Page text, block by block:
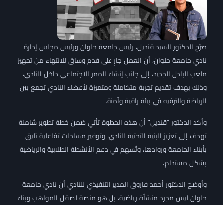
صرّح الدكتور السيد قنديل، رئيس جامعة حلوان ورئيس مجلس إدارة
نادي جامعة حلوان، أن العمل جارٍ على قدم وساق للانتهاء من تجهيز
ملعب البادل الجديد، إلى جانب إنشاء الممر الاجتماعي داخل النادي،
وذلك بهدف تقديم تجربة متكاملة ومتميزة لأعضاء النادي تجمع بين
الرياضة والترفيه في بيئة راقية وآمنة.
وأكد الدكتور “قنديل” أن هذه الخطوة تأتي ضمن خطة تطوير شاملة
تهدف إلى تعزيز البنية التحتية للنادي، وتوفير مساحات تفاعلية تليق
بأبناء الجامعة وروادها، وتُسهم في دعم الأنشطة الطلابية والرياضية
بشكل مستدام.
وأوضح الدكتور أحمد فاروق المدير التنفيذي للنادي أن نادي جامعة
حلوان ليس مجرد منشأة رياضية، بل هو منصة لصقل المواهب وبناء